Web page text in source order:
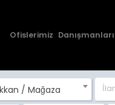
Ofislerimiz
/ Mağaza